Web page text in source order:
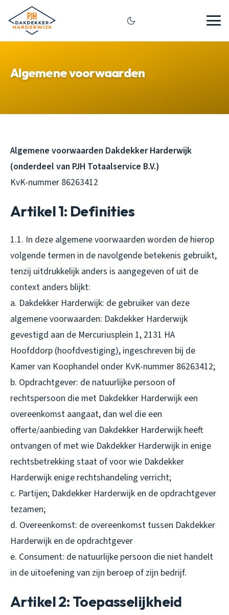
Algemene voorwaarden
Algemene voorwaarden Dakdekker Harderwijk
(onderdeel van PJH Totaalservice B.V.)
KvK-nummer 86263412
Artikel 1: Definities
1.1. In deze algemene voorwaarden worden de hierop
volgende termen in de navolgende betekenis gebruikt,
tenzij uitdrukkelijk anders is aangegeven of uit de
context anders blijkt:
a. Dakdekker Harderwijk: de gebruiker van deze
algemene voorwaarden: Dakdekker Harderwijk
gevestigd aan de Mercuriusplein 1, 2131 HA
Hoofddorp (hoofdvestiging), ingeschreven bij de
Kamer van Koophandel onder KvK-nummer 86263412;
b. Opdrachtgever: de natuurlijke persoon of
rechtspersoon die met Dakdekker Harderwijk een
overeenkomst aangaat, dan wel die een
offerte/aanbieding van Dakdekker Harderwijk heeft
ontvangen of met wie Dakdekker Harderwijk in enige
rechtsbetrekking staat of voor wie Dakdekker
Harderwijk enige rechtshandeling verricht;
c. Partijen; Dakdekker Harderwijk en de opdrachtgever
tezamen;
d. Overeenkomst: de overeenkomst tussen Dakdekker
Harderwijk en de opdrachtgever
e. Consument: de natuurlijke persoon die niet handelt
in de uitoefening van zijn beroep of zijn bedrijf.
Artikel 2: Toepasselijkheid